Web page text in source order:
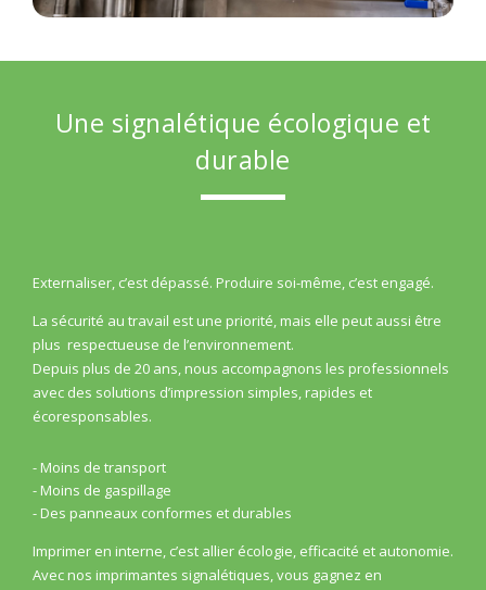
Une signalétique écologique et
durable
Externaliser, c’est dépassé. Produire soi-même, c’est engagé.
La sécurité au travail est une priorité, mais elle peut aussi être
plus respectueuse de l’environnement.
Depuis plus de 20 ans, nous accompagnons les professionnels
avec des solutions d’impression simples, rapides et
écoresponsables.
- Moins de transport
- Moins de gaspillage
- Des panneaux conformes et durables
Imprimer en interne, c’est allier écologie, efficacité et autonomie.
Avec nos imprimantes signalétiques, vous gagnez en